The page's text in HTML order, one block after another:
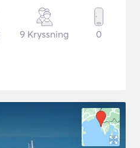
9 Kryssning 0